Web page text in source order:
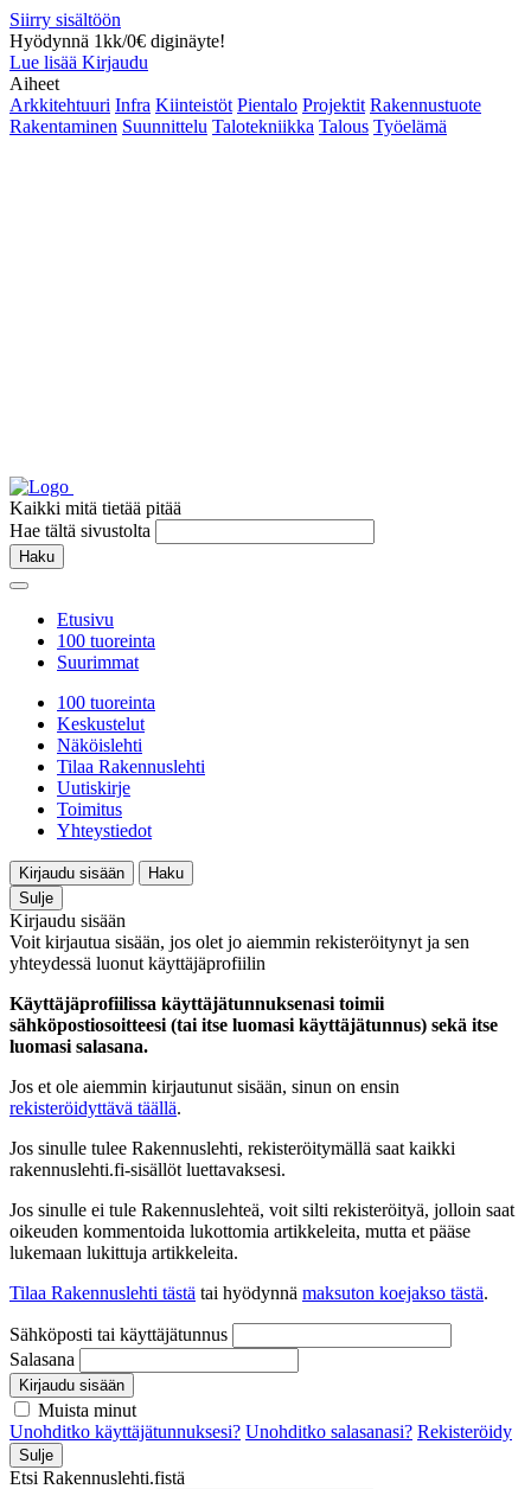
Siirry sisältöön
Hyödynnä 1kk/0€ diginäyte!
Lue lisää Kirjaudu
Aiheet
Arkkitehtuuri Infra Kiinteistöt Pientalo Projektit Rakennustuote
Rakentaminen Suunnittelu Talotekniikka Talous Työelämä
Kaikki mitä tietää pitää
Hae tältä sivustolta
Haku
Etusivu
100 tuoreinta
Suurimmat
100 tuoreinta
Keskustelut
Näköislehti
Tilaa Rakennuslehti
Uutiskirje
Toimitus
Yhteystiedot
Kirjaudu sisään
Haku
Sulje
Kirjaudu sisään
Voit kirjautua sisään, jos olet jo aiemmin rekisteröitynyt ja sen
yhteydessä luonut käyttäjäprofiilin
Käyttäjäprofiilissa käyttäjätunnuksenasi toimii
sähköpostiosoitteesi (tai itse luomasi käyttäjätunnus) sekä itse
luomasi salasana.
Jos et ole aiemmin kirjautunut sisään, sinun on ensin
rekisteröidyttävä täällä.
Jos sinulle tulee Rakennuslehti, rekisteröitymällä saat kaikki
rakennuslehti.fi-sisällöt luettavaksesi.
Jos sinulle ei tule Rakennuslehteä, voit silti rekisteröityä, jolloin saat
oikeuden kommentoida lukottomia artikkeleita, mutta et pääse
lukemaan lukittuja artikkeleita.
Tilaa Rakennuslehti tästä tai hyödynnä maksuton koejakso tästä.
Sähköposti tai käyttäjätunnus
Salasana
Kirjaudu sisään
Muista minut
Unohditko käyttäjätunnuksesi? Unohditko salasanasi? Rekisteröidy
Sulje
Etsi Rakennuslehti.fistä